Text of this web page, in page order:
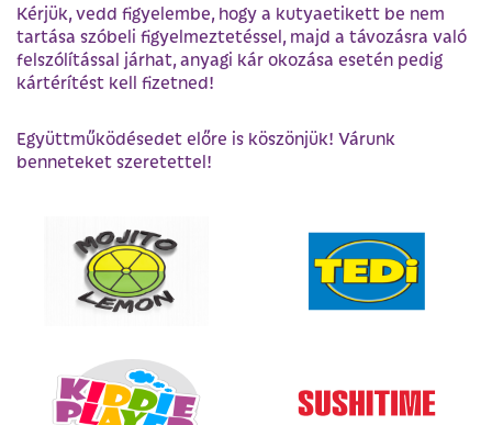
Kérjük, vedd figyelembe, hogy a kutyaetikett be nem
tartása szóbeli figyelmeztetéssel, majd a távozásra való
felszólítással járhat, anyagi kár okozása esetén pedig
kártérítést kell fizetned!
Együttműködésedet előre is köszönjük! Várunk
benneteket szeretettel!